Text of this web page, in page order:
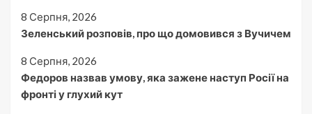
8 Серпня, 2026
Зеленський розповів, про що домовився з Вучичем
8 Серпня, 2026
Федоров назвав умову, яка зажене наступ Росії на
фронті у глухий кут